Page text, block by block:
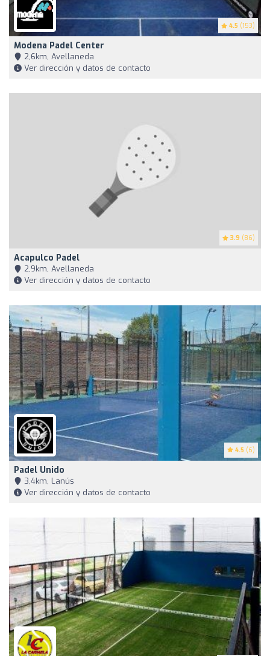
4.5 (153)
Modena Padel Center
2,6km, Avellaneda
Ver dirección y datos de contacto
3.9 (86)
Acapulco Padel
2,9km, Avellaneda
Ver dirección y datos de contacto
4.5 (6)
Padel Unido
3,4km, Lanús
Ver dirección y datos de contacto